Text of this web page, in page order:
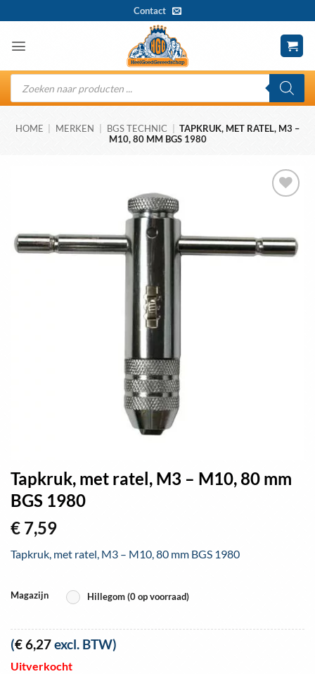
naar
inhoud
Contact
Producten
zoeken
HOME MERKEN BGS TECHNIC
TAPKRUK, MET RATEL, M3 –
M10, 80 MM BGS 1980
wenslijst
Tapkruk, met ratel, M3 – M10, 80 mm
BGS 1980
€ 7,59
Tapkruk, met ratel, M3 – M10, 80 mm BGS 1980
Magazijn Hillegom (0 op voorraad)
(€6,27excl. BTW)
Uitverkocht